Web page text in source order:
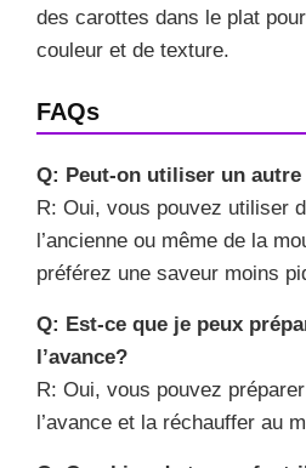
des carottes dans le plat
couleur et de texture.
FAQs
Q: Peut-on utiliser un
R: Oui, vous pouvez utiliser
l’ancienne ou même de la
préférez une saveur moins
Q: Est-ce que je peux
l’avance?
R: Oui, vous pouvez
l’avance et la réchauffer au